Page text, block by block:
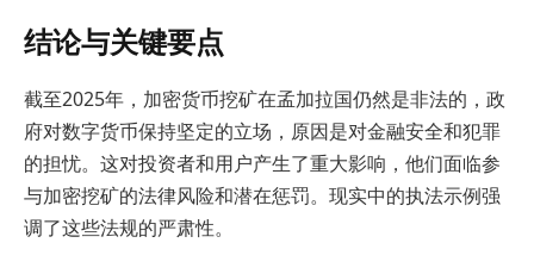
结论与关键要点
截至2025年，加密货币挖矿在孟加拉国仍然是非法的，政
府对数字货币保持坚定的立场，原因是对金融安全和犯罪
的担忧。这对投资者和用户产生了重大影响，他们面临参
与加密挖矿的法律风险和潜在惩罚。现实中的执法示例强
调了这些法规的严肃性。